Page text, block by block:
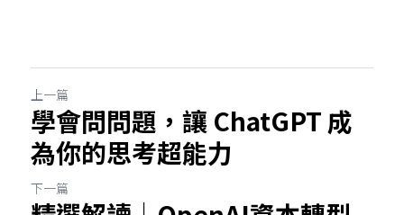
上一篇
學會問問題，讓 ChatGPT 成
為你的思考超能力
下一篇